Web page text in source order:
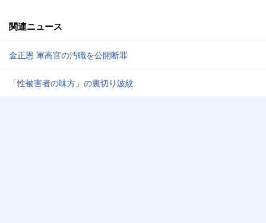
関連ニュース
金正恩 軍高官の汚職を公開断罪
「性被害者の味方」の裏切り波紋